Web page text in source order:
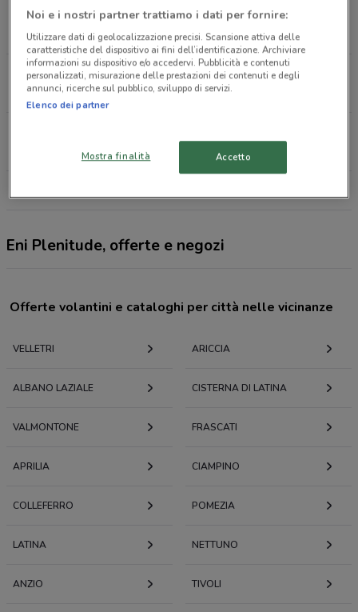
Via Arturo Toscanini 144 Aprilia
15.3 km
Via Seghetti, 44 Frascati
15.6 km
18.5 km
Eni Plenitude, offerte e negozi
Offerte volantini e cataloghi per città nelle vicinanze
VELLETRI ARICCIA
ALBANO LAZIALE CISTERNA DI LATINA
VALMONTONE FRASCATI
APRILIA CIAMPINO
COLLEFERRO POMEZIA
LATINA NETTUNO
ANZIO TIVOLI
Noi e i nostri partner trattiamo i dati per fornire:
Utilizzare dati di geolocalizzazione precisi. Scansione attiva delle
caratteristiche del dispositivo ai fini dell’identificazione. Archiviare
informazioni su dispositivo e/o accedervi. Pubblicità e contenuti
personalizzati, misurazione delle prestazioni dei contenuti e degli
annunci, ricerche sul pubblico, sviluppo di servizi.
Elenco dei partner
Mostra finalità Accetto